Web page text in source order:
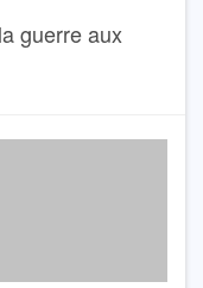
guerre aux